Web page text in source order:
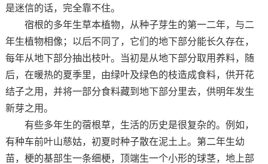
是迷信的话，完全靠不住。
宿根的多年生草本植物，从种子芽生的第一二年，与二
年生植物相像；以后不同了，它们的地下部分能长久存在，
每年从地下部分抽出枝叶。当初是从地下部分取用养料，随
后，在暖热的夏季里，由绿叶及绿色的枝造成食料，供开花
结子之用，并将一部分食料藏到地下部分里去，供明年发生
新芽之用。
有些多年生的蓿根草，生活的历史是很复杂的。例如，
有种车前叶山慈姑，初夏时种子散在泥土上。第二年生幼
苗，梗的基部生一条细梗，顶端生一个小形的球茎，地上部